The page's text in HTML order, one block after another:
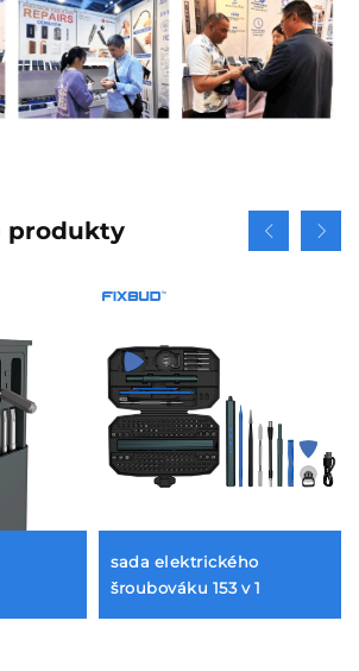
produkty
sada elektrického
šroubováku 153 v 1